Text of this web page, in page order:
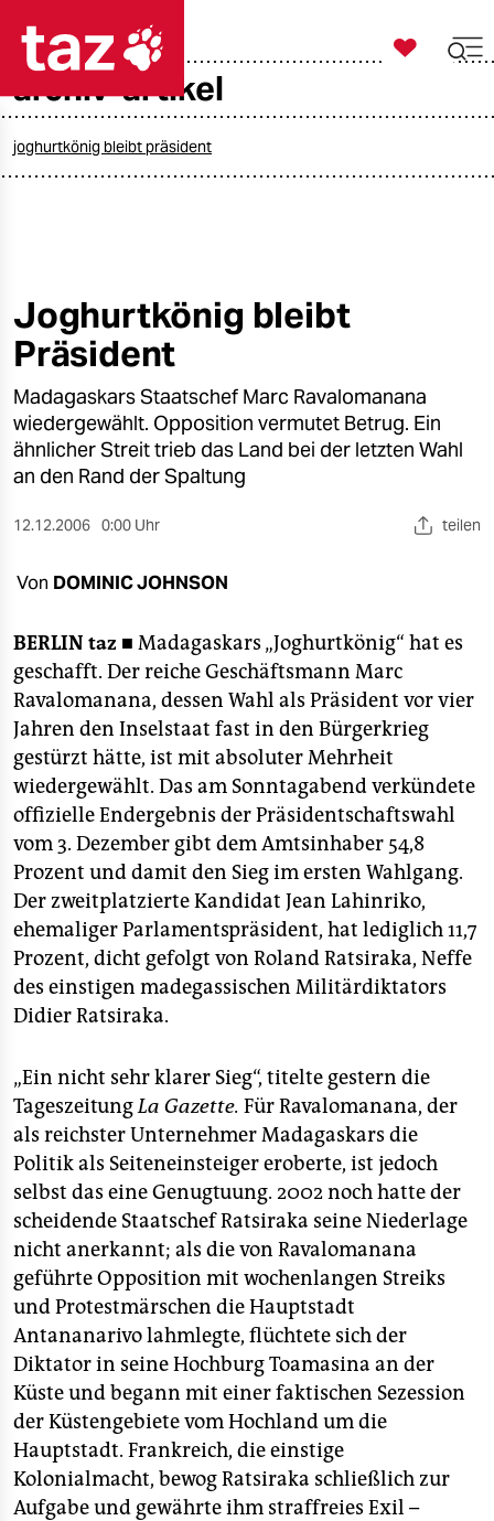
taz zahl ich
öko
gesellschaft
kultur
sport
wahrheit
verlag
verlag
veranstaltungen
shop
fragen & hilfe
unterstützen
abo
genossenschaft
epaper login

taz zahl ich
archiv-artikel
joghurtkönig bleibt präsident
Joghurtkönig bleibt
Präsident
Madagaskars Staatschef Marc Ravalomanana
wiedergewählt. Opposition vermutet Betrug. Ein
ähnlicher Streit trieb das Land bei der letzten Wahl
an den Rand der Spaltung
12.12.2006 0:00 Uhr teilen
Von DOMINIC JOHNSON
BERLIN taz ■ Madagaskars „Joghurtkönig“ hat es
geschafft. Der reiche Geschäftsmann Marc
Ravalomanana, dessen Wahl als Präsident vor vier
Jahren den Inselstaat fast in den Bürgerkrieg
gestürzt hätte, ist mit absoluter Mehrheit
wiedergewählt. Das am Sonntagabend verkündete
offizielle Endergebnis der Präsidentschaftswahl
vom 3. Dezember gibt dem Amtsinhaber 54,8
Prozent und damit den Sieg im ersten Wahlgang.
Der zweitplatzierte Kandidat Jean Lahinriko,
ehemaliger Parlamentspräsident, hat lediglich 11,7
Prozent, dicht gefolgt von Roland Ratsiraka, Neffe
des einstigen madegassischen Militärdiktators
Didier Ratsiraka.
„Ein nicht sehr klarer Sieg“, titelte gestern die
TageszeitungLa Gazette. Für Ravalomanana, der
als reichster Unternehmer Madagaskars die
Politik als Seiteneinsteiger eroberte, ist jedoch
selbst das eine Genugtuung. 2002 noch hatte der
scheidende Staatschef Ratsiraka seine Niederlage
nicht anerkannt; als die von Ravalomanana
geführte Opposition mit wochenlangen Streiks
und Protestmärschen die Hauptstadt
Antananarivo lahmlegte, flüchtete sich der
Diktator in seine Hochburg Toamasina an der
Küste und begann mit einer faktischen Sezession
der Küstengebiete vom Hochland um die
Hauptstadt. Frankreich, die einstige
Kolonialmacht, bewog Ratsiraka schließlich zur
Aufgabe und gewährte ihm straffreies Exil –